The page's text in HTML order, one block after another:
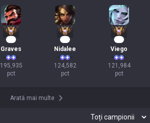
Graves
195,935
pct
Nidalee
124,582
pct
Viego
121,984
pct
Arată mai multe